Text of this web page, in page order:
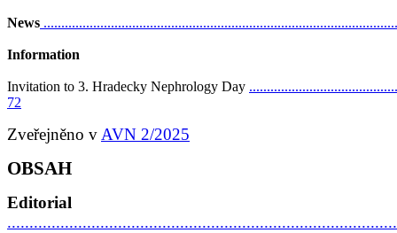
News
Information
Invitation to 3. Hradecky Nephrology Day
72
Zveřejněno vAVN 2/2025
OBSAH
Editorial